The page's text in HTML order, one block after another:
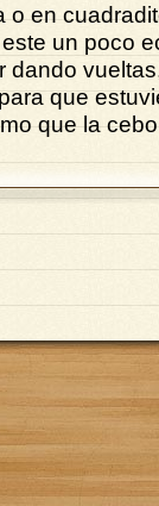
o en
un poco
dando
que
que la